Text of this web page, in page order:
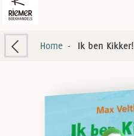
Home- Ik ben Kikker!